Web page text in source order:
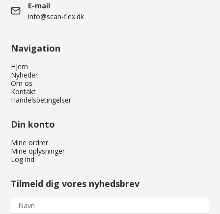
E-mail
info@scan-flex.dk
Navigation
Hjem
Nyheder
Om os
Kontakt
Handelsbetingelser
Din konto
Mine ordrer
Mine oplysninger
Log ind
Tilmeld dig vores nyhedsbrev